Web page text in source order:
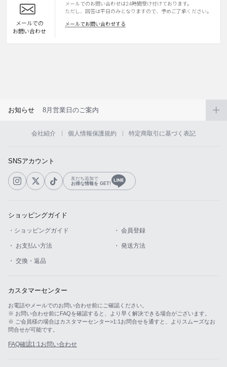
INSTAGRAM TWITTER LINE FACEBOOK
メールでの
お問い合わせ
メールでのお問い合わせは24時間受け付けております。
ただし、回答は平日のみとなりますので、予めご了承ください。
メールでお問い合わせする
お知らせ 8月営業日のご案内
会社紹介 個人情報保護規約 特定商取引に基づく表記
SNSアカウント
友だち追加で
お得な情報を GET!
ショッピングガイド
・ショッピングガイド ・ 会員登録
・ お支払い方法 ・ 発送方法
・ 交換・返品
カスタマーセンター
お電話やメールでのお問い合わせ前にご確認ください。
※ お問い合わせ前にFAQを確認すると、より早く解決できる場合がございます。
※ ご会員様の場合はカスタマーセンター>1:1お問合せを通すと、よりスムーズなお
問合せが可能です。
FAQ確認1:1お問い合わせ